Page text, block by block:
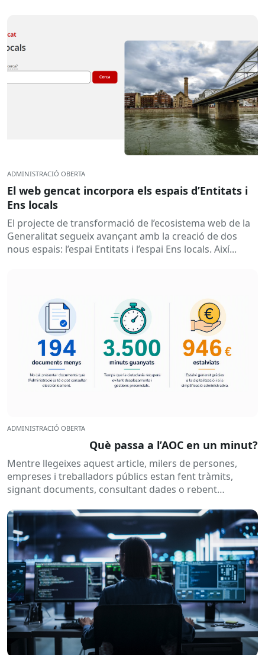
ADMINISTRACIÓ OBERTA
El web gencat incorpora els espais d’Entitats i
Ens locals
El projecte de transformació de l’ecosistema web de la
Generalitat segueix avançant amb la creació de dos
nous espais: l’espai Entitats i l’espai Ens locals. Així...
ADMINISTRACIÓ OBERTA
Què passa a l’AOC en un minut?
Mentre llegeixes aquest article, milers de persones,
empreses i treballadors públics estan fent tràmits,
signant documents, consultant dades o rebent
habitualment...